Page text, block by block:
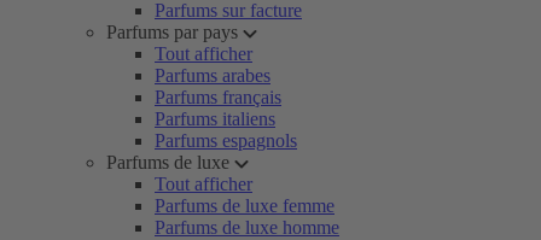
Parfums sur facture
Parfums par pays
Tout afficher
Parfums arabes
Parfums français
Parfums italiens
Parfums espagnols
Parfums de luxe
Tout afficher
Parfums de luxe femme
Parfums de luxe homme